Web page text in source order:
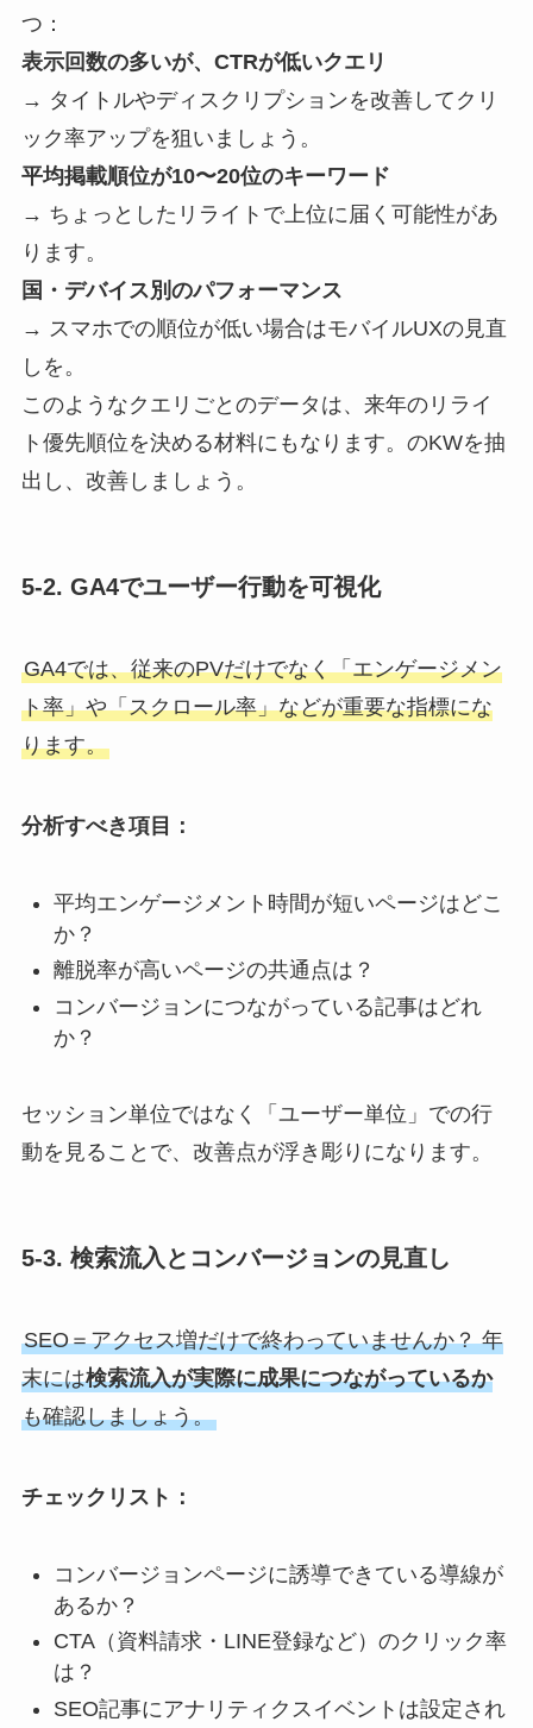
つ：
表示回数の多いが、CTRが低いクエリ
→ タイトルやディスクリプションを改善してクリ
ック率アップを狙いましょう。
平均掲載順位が10〜20位のキーワード
→ ちょっとしたリライトで上位に届く可能性があ
ります。
国・デバイス別のパフォーマンス
→ スマホでの順位が低い場合はモバイルUXの見直
しを。
このようなクエリごとのデータは、来年のリライ
ト優先順位を決める材料にもなります。のKWを抽
出し、改善しましょう。
5-2. GA4でユーザー行動を可視化
GA4では、従来のPVだけでなく「エンゲージメン
ト率」や「スクロール率」などが重要な指標にな
ります。
分析すべき項目：
平均エンゲージメント時間が短いページはどこ
か？
離脱率が高いページの共通点は？
コンバージョンにつながっている記事はどれ
か？
セッション単位ではなく「ユーザー単位」での行
動を見ることで、改善点が浮き彫りになります。
5-3. 検索流入とコンバージョンの見直し
SEO＝アクセス増だけで終わっていませんか？ 年
末には検索流入が実際に成果につながっているか
も確認しましょう。
チェックリスト：
コンバージョンページに誘導できている導線が
あるか？
CTA（資料請求・LINE登録など）のクリック率
は？
SEO記事にアナリティクスイベントは設定され